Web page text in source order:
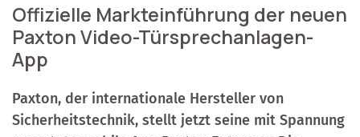
Offizielle Markteinführung der neuen
Paxton Video-Türsprechanlagen-
App
Paxton, der internationale Hersteller von
Sicherheitstechnik, stellt jetzt seine mit Spannung